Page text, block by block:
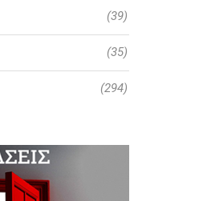
(39)
(35)
(294)